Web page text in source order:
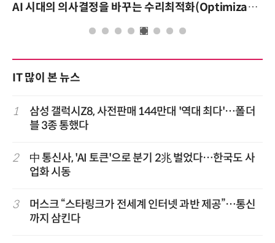
AI 시대의 의사결정을 바꾸는 수리최적화(Optimization): 실제 산업 적용 사례와 활용 전략
IT 많이 본 뉴스
1
삼성 갤럭시Z8, 사전판매 144만대 '역대 최다'…폴더
블 3종 통했다
2
中 통신사, 'AI 토큰'으로 분기 2兆 벌었다…한국도 사
업화 시동
3
머스크 “스타링크가 전세계 인터넷 과반 제공”…통신
까지 삼킨다